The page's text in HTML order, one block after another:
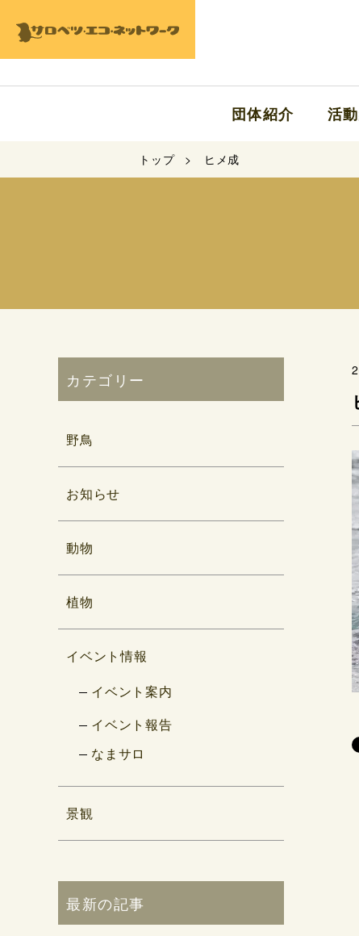
団体紹介 活
トップ ヒメ成
カテゴリー
野鳥
お知らせ
動物
植物
イベント情報
イベント案内
イベント報告
なまサロ
景観
最新の記事